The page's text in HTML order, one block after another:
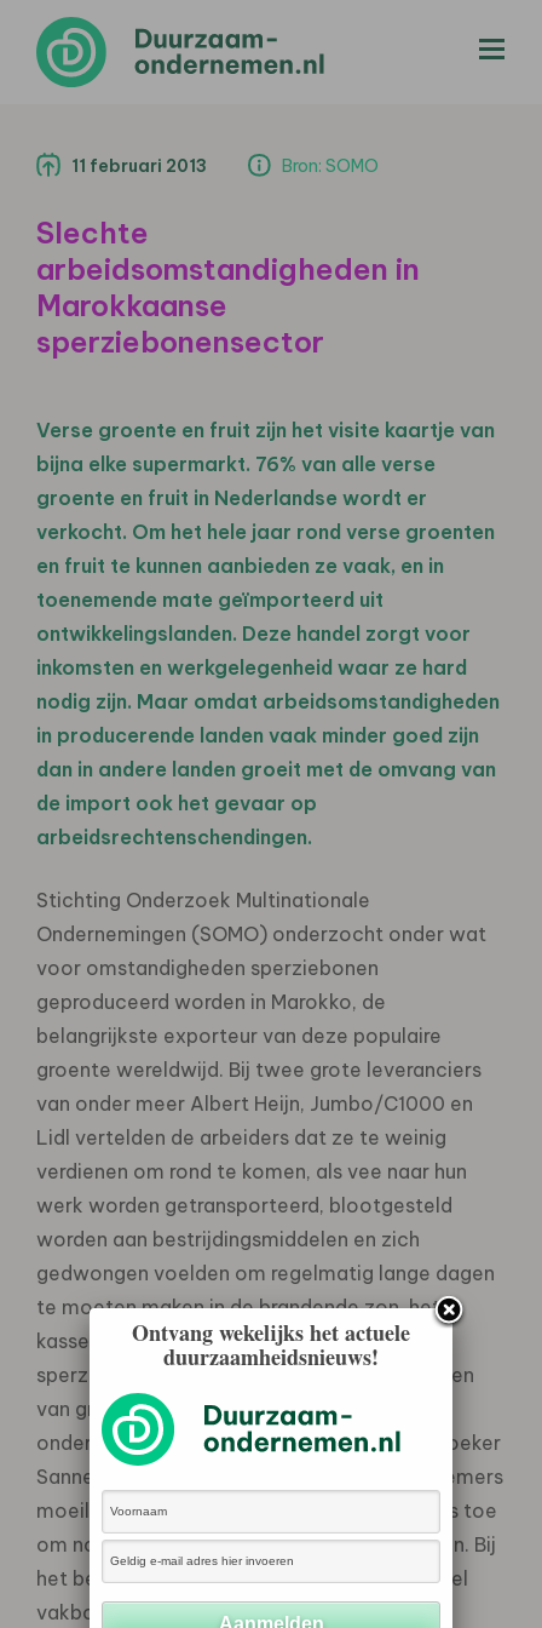
11 februari 2013 Bron: SOMO
Slechte
arbeidsomstandigheden in
Marokkaanse
sperziebonensector
Verse groente en fruit zijn het visite kaartje van
bijna elke supermarkt. 76% van alle verse
groente en fruit in Nederlandse wordt er
verkocht. Om het hele jaar rond verse groenten
en fruit te kunnen aanbieden ze vaak, en in
toenemende mate geïmporteerd uit
ontwikkelingslanden. Deze handel zorgt voor
inkomsten en werkgelegenheid waar ze hard
nodig zijn. Maar omdat arbeidsomstandigheden
in producerende landen vaak minder goed zijn
dan in andere landen groeit met de omvang van
de import ook het gevaar op
arbeidsrechtenschendingen.
Stichting Onderzoek Multinationale
Ondernemingen (SOMO) onderzocht onder wat
voor omstandigheden sperziebonen
geproduceerd worden in Marokko, de
belangrijkste exporteur van deze populaire
groente wereldwijd. Bij twee grote leveranciers
van onder meer Albert Heijn, Jumbo/C1000 en
Lidl vertelden de arbeiders dat ze te weinig
verdienen om rond te komen, als vee naar hun
werk worden getransporteerd, blootgesteld
worden aan bestrijdingsmiddelen en zich
gedwongen voelden om regelmatig lange dagen
te moeten maken in de brandende zon, hete
kassen of de koude loodsen waar de
sperziebonen worden geplukt of verpakt. “Een
van grootste problemen in deze sector is de
onderdrukking van vakbonden” zegt onderzoeker
Sanne van der Wal” daardoor kunnen werknemers
moeilijk een vuist maken naar de werkgevers toe
om noodzakelijke verbetering door te voeren. Bij
het beste bedrijf uit het onderzoek waren wel
vakbonden actief maar werd er niet met ze
Ontvang wekelijks het actuele
duurzaamheidsnieuws!